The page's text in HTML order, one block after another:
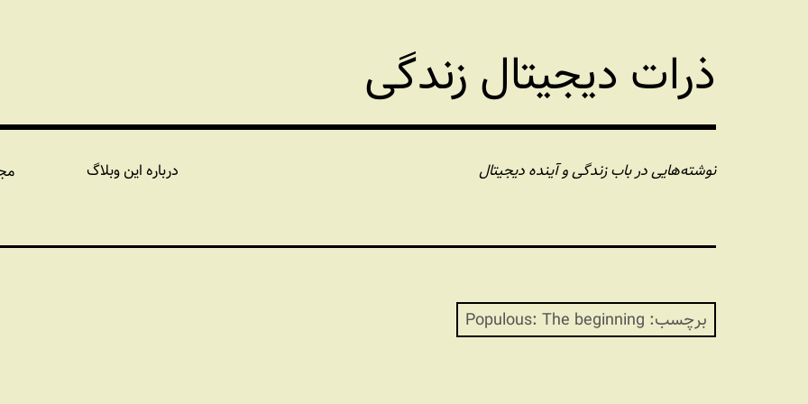
ذرات دیجیتال زندگی
نوشته‌هایی در باب زندگی و آینده دیجیتال درباره این وبلاگ
برچسب: Populous: The beginning